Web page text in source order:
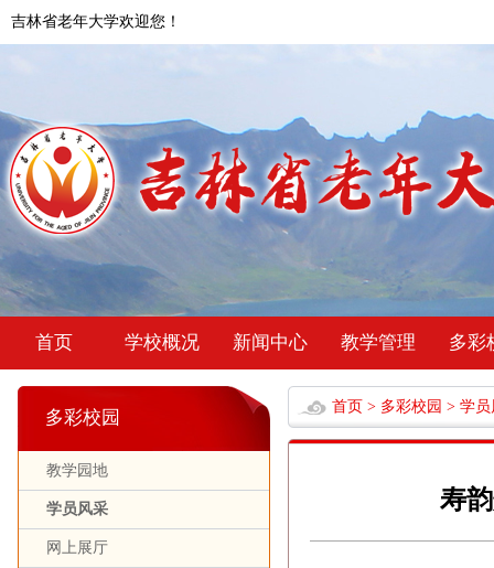
吉林省老年大学欢迎您！
首页 学校概况 新闻中心 教学管理 多彩
多彩校园
教学园地
学员风采
网上展厅
首页 > 多彩校园 > 学员
寿